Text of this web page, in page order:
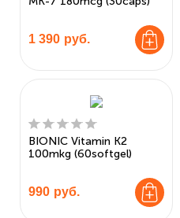
1 390 руб.
BIONIC Vitamin K2
100mkg (60softgel)
990 руб.